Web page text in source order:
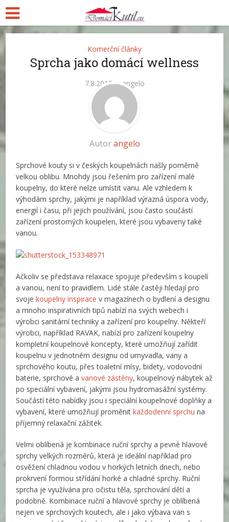
Komerční články
Sprcha jako domácí wellness
7.8.2015 angelo
Autorangelo
Sprchové kouty si v českých koupelnách našly poměrně
velkou oblibu. Mnohdy jsou řešením pro zařízení malé
koupelny, do které nelze umístit vanu. Ale vzhledem k
výhodám sprchy, jakými je například výrazná úspora vody,
energií i času, při jejich používání, jsou často součástí
zařízení prostorných koupelen, které jsou vybaveny také
vanou.
Ačkoliv se představa relaxace spojuje především s koupelí
a vanou, není to pravidlem. Lidé stále častěji hledají pro
svojekoupelny inspirace v magazínech o bydlení a designu
a mnoho inspirativních tipů nabízí na svých webech i
výrobci sanitární techniky a zařízení pro koupelny. Někteří
výrobci, například RAVAK, nabízí pro zařízení koupelny
kompletní koupelnové koncepty, které umožňují zařídit
koupelnu v jednotném designu od umyvadla, vany a
sprchového koutu, přes toaletní mísy, bidety, vodovodní
baterie, sprchové avanové zástěny, koupelnový nábytek až
po speciální vybavení, jakými jsou hydromasážní systémy.
Součástí této nabídky jsou i speciální koupelnové doplňky a
vybavení, které umožňují proměnitkaždodenní sprchu na
příjemný relaxační zážitek.
Velmi oblíbená je kombinace ruční sprchy a pevné hlavové
sprchy velkých rozměrů, která je ideální například pro
osvěžení chladnou vodou v horkých letních dnech, nebo
prokrvení formou střídání horké a chladné sprchy. Ruční
sprcha je využívána pro očistu těla, sprchování dětí a
podobně. Kombinace ruční a hlavové sprchy je oblíbená
nejen ve sprchových koutech, ale i jako výbava van s